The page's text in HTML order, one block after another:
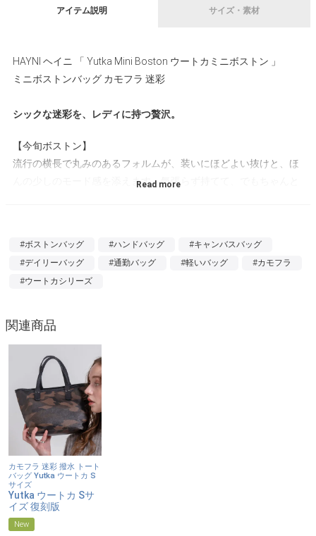
アイテム説明 サイズ・素材
HAYNI ヘイニ 「 Yutka Mini Boston ウートカミニボストン 」
ミニボストンバッグ カモフラ 迷彩
シックな迷彩を、レディに持つ贅沢。
【今旬ボストン】
流行の横長で丸みのあるフォルムが、装いにほどよい抜けと、ほ
んの少しのモード感を添えます。気張らず持てて、でもちゃんと
見た目に反した軽やかさが魅力。毎日に寄り添う、使いやすさの
ある仕上がりに。
リのある素材感で、気軽に持ちやすいのもポイント。
【品のいい迷彩】
同色系でまとめた迷彩柄は、主張しすぎず、それでいて印象に残
る仕上がり。カジュアルに寄せすぎず、きれいめな装いにもなじ
みます。
【ディテールで魅せる】
片側のオープンポケットをあえて「顔」に。ハンドルと同色のパ
イピングが輪郭を引き締め、シンプルな中にさりげない表情をつ
くります。
また、あえてショルダーは付けず、ハンドバッグとして持つ美し
#ボストンバッグ #ハンドバッグ
#キャンバスバッグ
#デイリーバッグ
#通勤バッグ #軽いバッグ
#カモフラ
#ウートカシリーズ
関連商品
カモフラ 迷彩 撥水 トート
バッグ Yutka ウートカ S
サイズ
Yutka ウートカ Sサ
イズ 復刻版
New